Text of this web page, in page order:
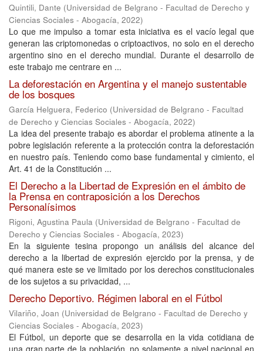
Quintili, Dante (Universidad de Belgrano - Facultad de Derecho y
Ciencias Sociales - Abogacía, 2022)
Lo que me impulso a tomar esta iniciativa es el vacío legal que
generan las criptomonedas o criptoactivos, no solo en el derecho
argentino sino en el derecho mundial. Durante el desarrollo de
este trabajo me centrare en ...
La deforestación en Argentina y el manejo sustentable
de los bosques
García Helguera, Federico (Universidad de Belgrano - Facultad
de Derecho y Ciencias Sociales - Abogacía, 2022)
La idea del presente trabajo es abordar el problema atinente a la
pobre legislación referente a la protección contra la deforestación
en nuestro país. Teniendo como base fundamental y cimiento, el
Art. 41 de la Constitución ...
El Derecho a la Libertad de Expresión en el ámbito de
la Prensa en contraposición a los Derechos
Personalísimos
Rigoni, Agustina Paula (Universidad de Belgrano - Facultad de
Derecho y Ciencias Sociales - Abogacía, 2023)
En la siguiente tesina propongo un análisis del alcance del
derecho a la libertad de expresión ejercido por la prensa, y de
qué manera este se ve limitado por los derechos constitucionales
de los sujetos a su privacidad, ...
Derecho Deportivo. Régimen laboral en el Fútbol
Vilariño, Joan (Universidad de Belgrano - Facultad de Derecho y
Ciencias Sociales - Abogacía, 2023)
El Fútbol, un deporte que se desarrolla en la vida cotidiana de
una gran parte de la población, no solamente a nivel nacional en